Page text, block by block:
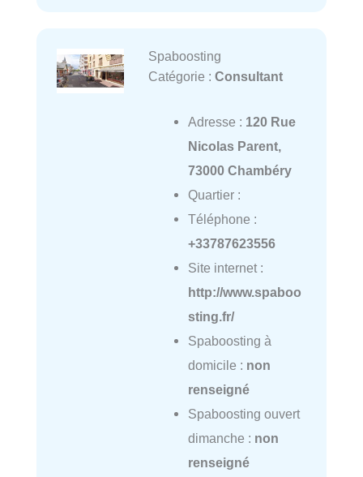
Spaboosting
Catégorie : Consultant
Adresse : 120 Rue
Nicolas Parent,
73000 Chambéry
Quartier :
Téléphone :
+33787623556
Site internet :
http://www.spaboo
sting.fr/
Spaboosting à
domicile : non
renseigné
Spaboosting ouvert
dimanche : non
renseigné